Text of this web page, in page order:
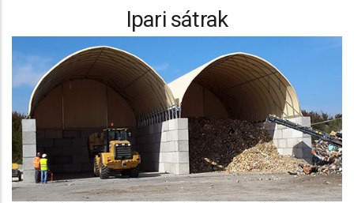
Ipari sátrak